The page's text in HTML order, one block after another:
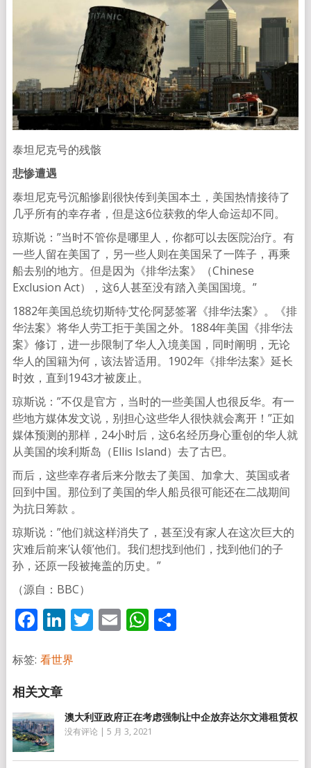
泰坦尼克号的残骸
悲惨遭遇
泰坦尼克号沉船惨剧很快传到美国本土，美国热情接待了
几乎所有的幸存者，但是这6位获救的华人命运却不同。
琼斯说：”当时不管你是哪里人，你都可以去医院治疗。有
一些人留在美国了，另一些人则在美国呆了一阵子，再乘
船去别的地方。但是因为《排华法案》（Chinese
Exclusion Act），这6人甚至没有踏入美国国境。”
1882年美国总统切斯特·艾伦·阿瑟签署《排华法案》。《排
华法案》将华人劳工拒于美国之外。1884年美国《排华法
案》修订，进一步限制了华人入境美国，同时阐明，无论
华人的国籍为何，该法皆适用。1902年《排华法案》延长
时效，直到1943才被废止。
琼斯说：”不仅是官方，当时的一些美国人也很反华。有一
些地方媒体发文说，别担心这些华人很快就会离开！”正如
媒体预测的那样，24小时后，这6名经历身心重创的华人就
从美国的埃利斯岛（Ellis Island）去了古巴。
而后，这些幸存者后来分散去了美国、加拿大、英国或者
回到中国。那位到了美国的华人船员很可能还在二战期间
为抗日筹款 。
琼斯说：”他们就这样消失了，甚至没有家人在这次巨大的
灾难后前来’认领’他们。我们想找到他们，找到他们的子
孙，还原一段被掩盖的历史。”
（源自：BBC）
Facebook
LinkedIn
Twitter
EmailWhatsApp
分
标签: 看世界
澳大利亚政府正在考虑强制让中企放弃达尔文港租赁权
没有评论 5 月 3, 2021